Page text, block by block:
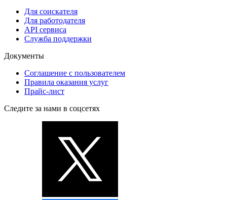
Для соискателя
Для работодателя
API сервиса
Служба поддержки
Документы
Соглашение с пользователем
Правила оказания услуг
Прайс-лист
Следите за нами в соцсетях